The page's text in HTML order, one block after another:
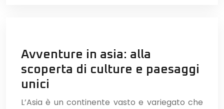
Avventure in asia: alla
scoperta di culture e paesaggi
unici
L’Asia è un continente vasto e variegato che